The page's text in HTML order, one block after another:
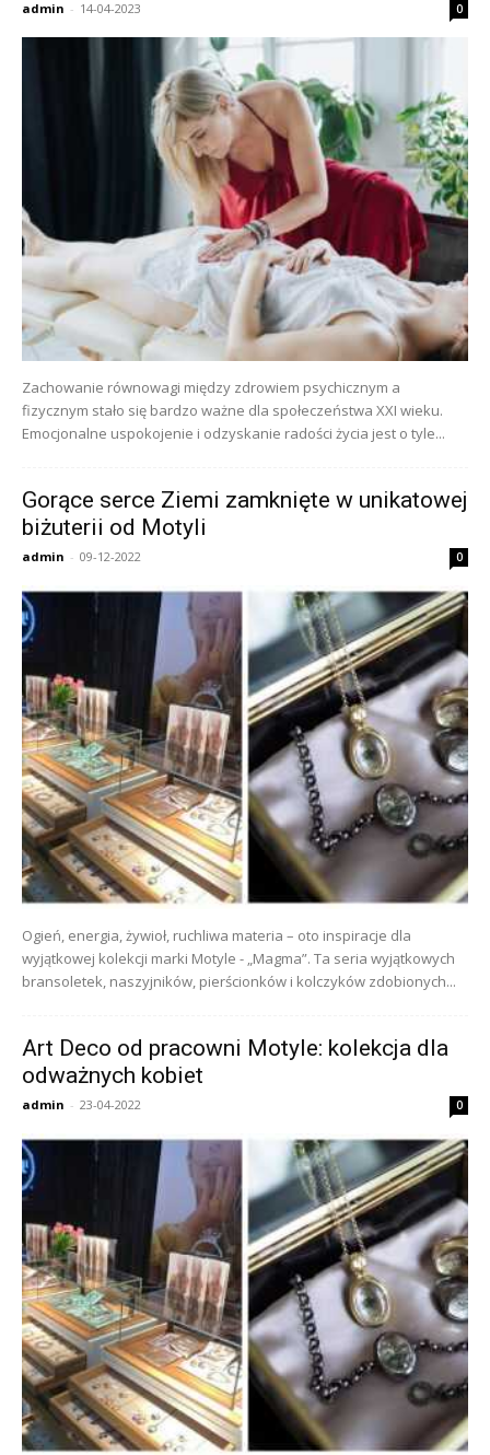
admin - 14-04-2023 0
Zachowanie równowagi między zdrowiem psychicznym a
fizycznym stało się bardzo ważne dla społeczeństwa XXI wieku.
Emocjonalne uspokojenie i odzyskanie radości życia jest o tyle...
Gorące serce Ziemi zamknięte w unikatowej
biżuterii od Motyli
admin - 09-12-2022 0
Ogień, energia, żywioł, ruchliwa materia – oto inspiracje dla
wyjątkowej kolekcji marki Motyle - „Magma”. Ta seria wyjątkowych
bransoletek, naszyjników, pierścionków i kolczyków zdobionych...
Art Deco od pracowni Motyle: kolekcja dla
odważnych kobiet
admin - 23-04-2022 0